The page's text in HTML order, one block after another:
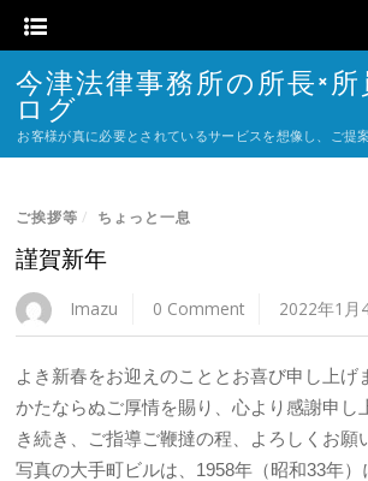
今津法律事務所の所長×
ログ
お客様が真に必要とされているサービスを想像し、ご提
ご挨拶等 / ちょっと一息
謹賀新年
Imazu 0 Comment 2022年1月
よき新春をお迎えのこととお喜び申し上げ
かたならぬご厚情を賜り、心より感謝申し
き続き、ご指導ご鞭撻の程、よろしくお願
写真の大手町ビルは、1958年（昭和33年